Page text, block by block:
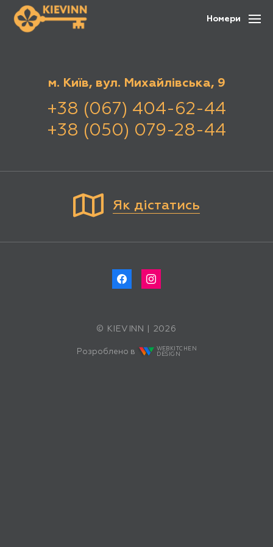
Номери
Як дістатись
м. Київ, вул. Михайлівська, 9
+38 (067) 404-62-44
+38 (050) 079-28-44
© KIEVINN | 2026
Розроблено в
WEBKITCHEN
DESIGN